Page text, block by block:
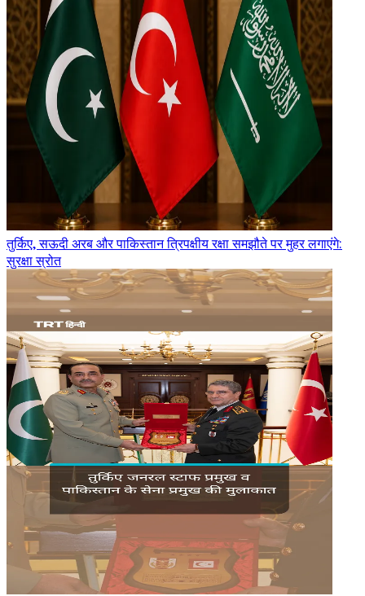
तुर्किए, सऊदी अरब और पाकिस्तान त्रिपक्षीय रक्षा समझौते पर मुहर लगाएंगे:
सुरक्षा स्रोत